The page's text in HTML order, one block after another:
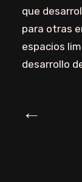
que
para otras
espacios
desarrollo
←